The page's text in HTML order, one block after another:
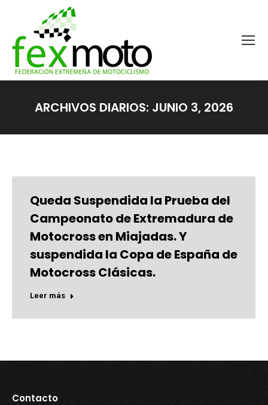
ARCHIVOS DIARIOS: JUNIO 3, 2026
Queda Suspendida la Prueba del
Campeonato de Extremadura de
Motocross en Miajadas. Y
suspendida la Copa de España de
Motocross Clásicas.
Leer más
Contacto